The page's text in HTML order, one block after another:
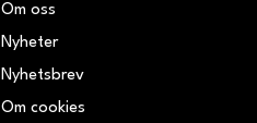
Om oss
Nyheter
Nyhetsbrev
Om cookies